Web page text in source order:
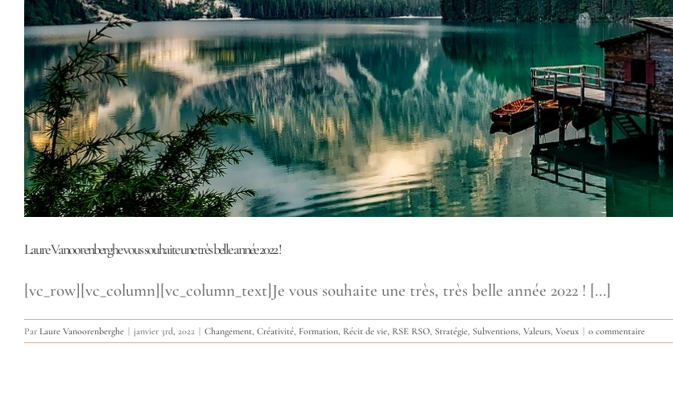
Laure Vanoorenberghe vous souhaite une très belle année 2022 !
[vc_row][vc_column][vc_column_text]Je vous souhaite une très, très belle année 2022 ! [...]
Par Laure Vanoorenberghe janvier 3rd, 2022 Changement, Créativité, Formation, Récit de vie, RSE RSO, Stratégie, Subventions, Valeurs, Voeux 0 commentaire